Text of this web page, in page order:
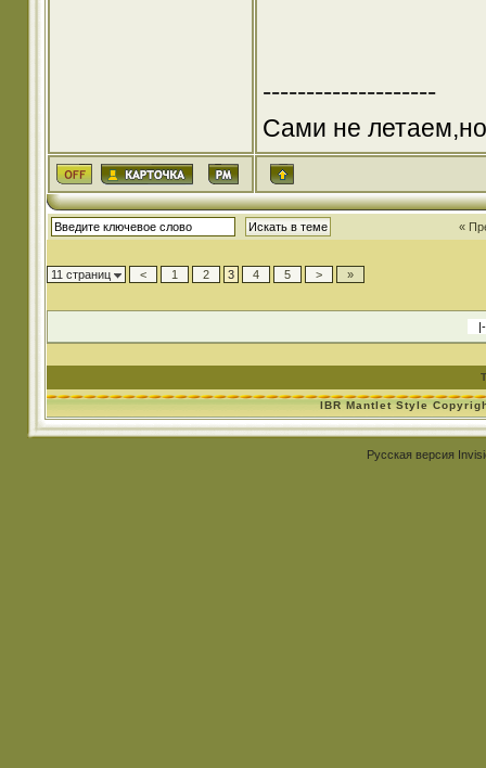
--------------------
Сами не
«
11 страниц < 1 2 3 4 5 > »
IBR Mantlet Style
Русская версия